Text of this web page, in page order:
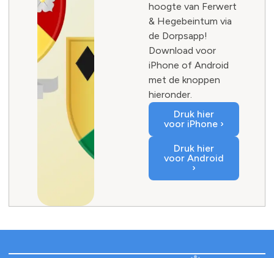
hoogte van Ferwert
& Hegebeintum via
de Dorpsapp!
Download voor
iPhone of Android
met de knoppen
hieronder.
Druk hier
voor iPhone ›
Druk hier
voor Android
›